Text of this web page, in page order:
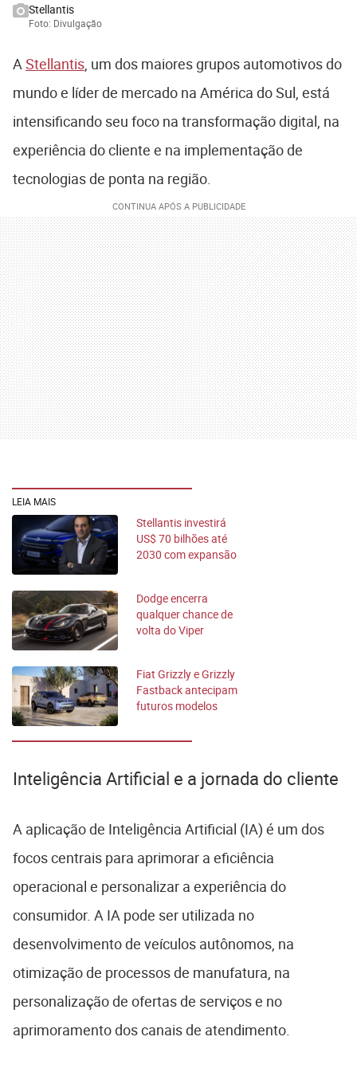
Stellantis
Foto: Divulgação
A Stellantis , um dos maiores grupos automotivos do
mundo e líder de mercado na América do Sul, está
intensificando seu foco na transformação digital, na
experiência do cliente e na implementação de
tecnologias de ponta na região.
LEIA MAIS
Stellantis investirá
US$ 70 bilhões até
2030 com expansão
Dodge encerra
qualquer chance de
volta do Viper
Fiat Grizzly e Grizzly
Fastback antecipam
futuros modelos
Inteligência Artificial e a jornada do cliente
A aplicação de Inteligência Artificial (IA) é um dos
focos centrais para aprimorar a eficiência
operacional e personalizar a experiência do
consumidor. A IA pode ser utilizada no
desenvolvimento de veículos autônomos, na
otimização de processos de manufatura, na
personalização de ofertas de serviços e no
aprimoramento dos canais de atendimento.